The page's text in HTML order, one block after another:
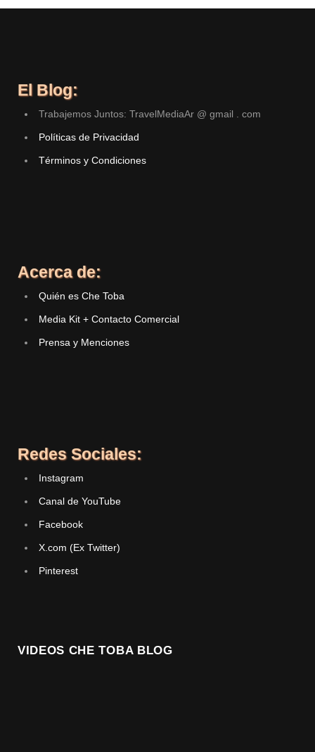
El Blog:
Trabajemos Juntos: TravelMediaAr @ gmail . com
Políticas de Privacidad
Términos y Condiciones
Acerca de:
Quién es Che Toba
Media Kit + Contacto Comercial
Prensa y Menciones
Redes Sociales:
Instagram
Canal de YouTube
Facebook
X.com (Ex Twitter)
Pinterest
VIDEOS CHE TOBA BLOG